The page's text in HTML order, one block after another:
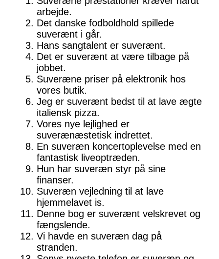
arbejde.
Det danske fodboldhold spillede
suverænt i går.
Hans sangtalent er suverænt.
Det er suverænt at være tilbage på
jobbet.
Suveræne priser på elektronik hos
vores butik.
Jeg er suverænt bedst til at lave ægte
italiensk pizza.
Vores nye lejlighed er
suverænæstetisk indrettet.
En suveræn koncertoplevelse med en
fantastisk liveoptræden.
Hun har suveræn styr på sine
finanser.
Suveræn vejledning til at lave
hjemmelavet is.
Denne bog er suverænt velskrevet og
fængslende.
Vi havde en suveræn dag på
stranden.